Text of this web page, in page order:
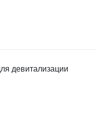
девитализации